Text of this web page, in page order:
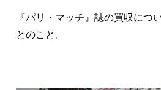
『パリ・マッチ』誌の買収につ
とのこと。